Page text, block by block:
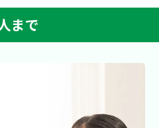
まで